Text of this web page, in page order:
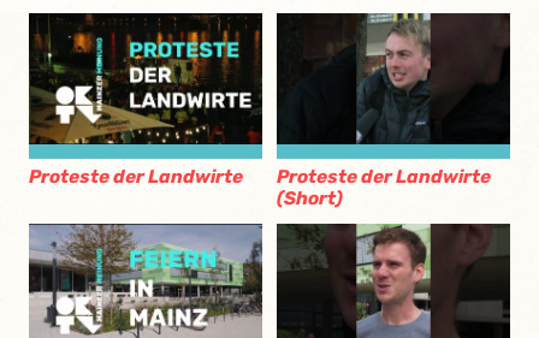
Proteste der Landwirte
Proteste der Landwirte
(Short)